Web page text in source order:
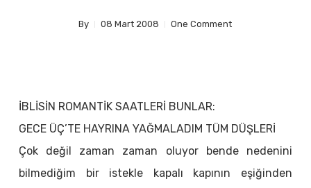
By 08 Mart 2008 One Comment
İBLİSİN ROMANTİK SAATLERİ BUNLAR:
GECE ÜÇ’TE HAYRINA YAĞMALADIM TÜM DÜŞLERİ
Çok değil zaman zaman oluyor bende nedenini
bilmediğim bir istekle kapalı kapının eşiğinden